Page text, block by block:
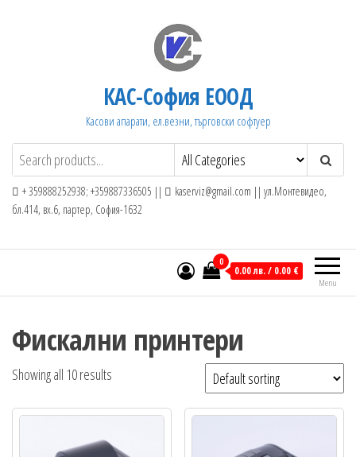
КАС-София ЕООД
Касови апарати, ел.везни, търговски софтуер
+ 359888252938; +359887336505 ||
kaserviz@gmail.com || ул.Монтевидео,
бл.414, вх.6, партер, София-1632
Menu
0
0.00 лв. / 0.00 €
Фискални принтери
Showing all 10 results